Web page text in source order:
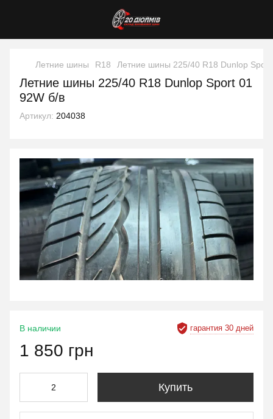
Летние шины R18 Летние шины 225/40 R18 Dunlop Sport
Летние шины 225/40 R18 Dunlop Sport 01
92W б/в
Артикул: 204038
гарантия 30 дней
В наличии
1 850 грн
Купить